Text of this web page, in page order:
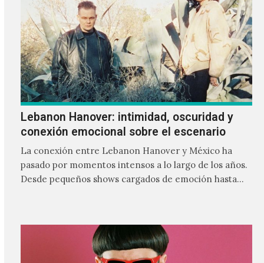
Lebanon Hanover: intimidad, oscuridad y
conexión emocional sobre el escenario
La conexión entre Lebanon Hanover y México ha
pasado por momentos intensos a lo largo de los años.
Desde pequeños shows cargados de emoción hasta
mezcla de post-punk, coldwave y letras
profundamente melancólicas.